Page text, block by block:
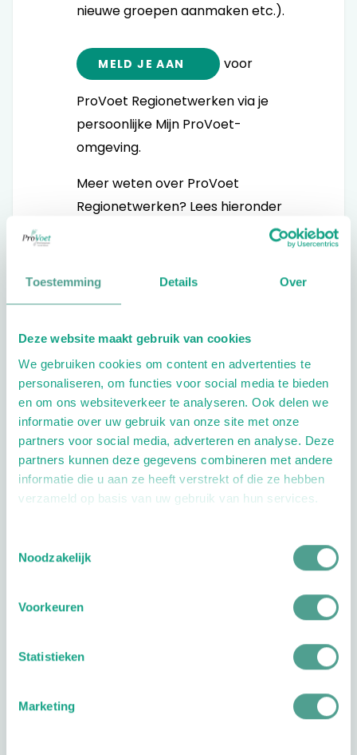
Toestemming Details Over
Deze website maakt gebruik van cookies
We gebruiken cookies om content en advertenties te
personaliseren, om functies voor social media te bieden
en om ons websiteverkeer te analyseren. Ook delen we
informatie over uw gebruik van onze site met onze
partners voor social media, adverteren en analyse. Deze
partners kunnen deze gegevens combineren met andere
informatie die u aan ze heeft verstrekt of die ze hebben
verzameld op basis van uw gebruik van hun services.
Noodzakelijk
Voorkeuren
Statistieken
Marketing
nieuwe groepen aanmaken etc.).
MELD JE AAN voor
ProVoet Regionetwerken via je
persoonlijke Mijn ProVoet-
omgeving.
Meer weten over ProVoet
Regionetwerken? Lees hieronder
van elkaars kennis en meer
betrokken raken bij jouw
branchevereniging. RegioNetwerken
van ProVoet biedt volop nieuwe
kansen! Vergroot de collectiviteit:
samen op weg naar een nog hogere
beroepskwaliteit en betere
voetzorg!